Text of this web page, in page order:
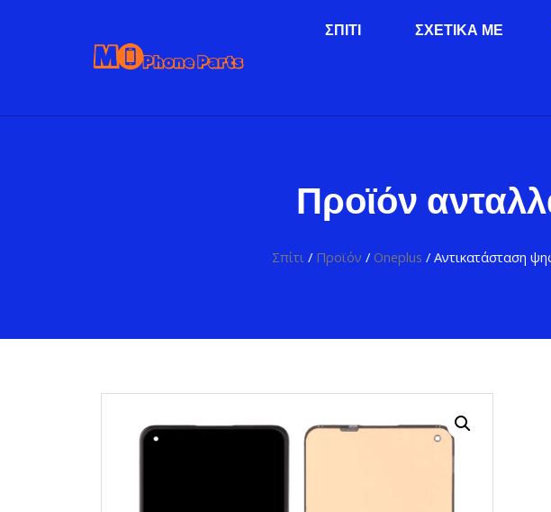
ΣΠΊΤΙ ΣΧΕΤΙΚΆ ΜΕ
Προϊόν
Σπίτι / Προϊόν / Oneplus / Αντικατάσταση